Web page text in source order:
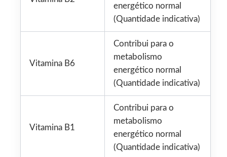
energético normal
(Quantidade indicativa)
Vitamina B6
Contribui para o
metabolismo
energético normal
(Quantidade indicativa)
Vitamina B1
Contribui para o
metabolismo
energético normal
(Quantidade indicativa)